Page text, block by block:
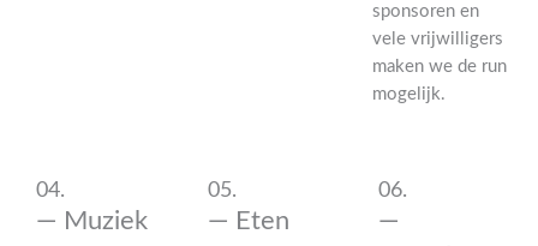
sponsoren en
vele vrijwilligers
maken we de run
mogelijk.
04.
— Muziek
05.
— Eten
06.
—